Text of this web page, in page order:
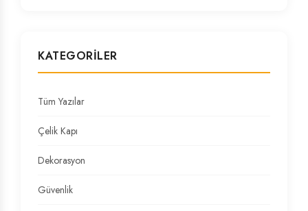
KATEGORILER
Tüm Yazılar
Çelik Kapı
Dekorasyon
Güvenlik